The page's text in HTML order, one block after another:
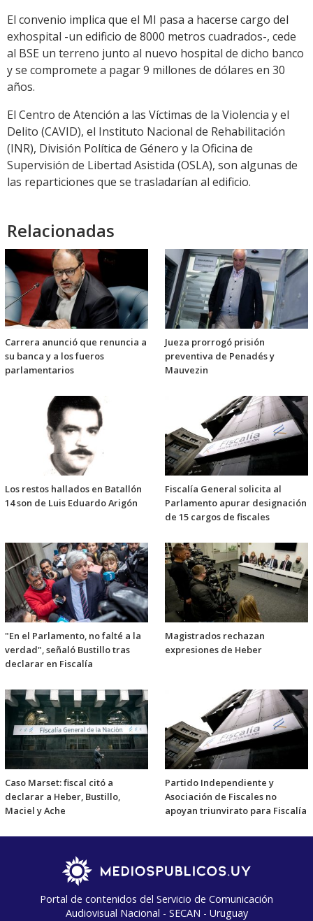
El convenio implica que el MI pasa a hacerse cargo del
exhospital -un edificio de 8000 metros cuadrados-, cede
al BSE un terreno junto al nuevo hospital de dicho banco
y se compromete a pagar 9 millones de dólares en 30
años.
El Centro de Atención a las Víctimas de la Violencia y el
Delito (CAVID), el Instituto Nacional de Rehabilitación
(INR), División Política de Género y la Oficina de
Supervisión de Libertad Asistida (OSLA), son algunas de
las reparticiones que se trasladarían al edificio.
Relacionadas
Carrera anunció que renuncia a
su banca y a los fueros
parlamentarios
Jueza prorrogó prisión
preventiva de Penadés y
Mauvezin
Los restos hallados en Batallón
14 son de Luis Eduardo Arigón
Fiscalía General solicita al
Parlamento apurar designación
de 15 cargos de fiscales
"En el Parlamento, no falté a la
verdad", señaló Bustillo tras
declarar en Fiscalía
Magistrados rechazan
expresiones de Heber
Caso Marset: fiscal citó a
declarar a Heber, Bustillo,
Maciel y Ache
Partido Independiente y
Asociación de Fiscales no
apoyan triunvirato para Fiscalía
Portal de contenidos del Servicio de Comunicación
Audiovisual Nacional - SECAN - Uruguay